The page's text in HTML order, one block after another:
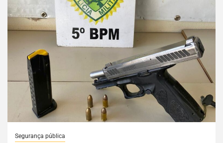
Segurança pública